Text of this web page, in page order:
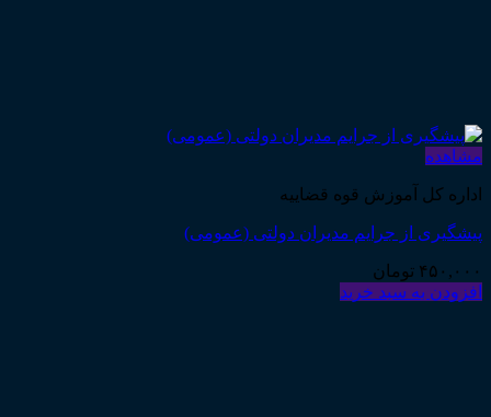
مشاهده
اداره کل آموزش قوه قضاییه
پیشگیری از جرایم مدیران دولتی (عمومی)
۴۵۰,۰۰۰ تومان
افزودن به سبد خرید